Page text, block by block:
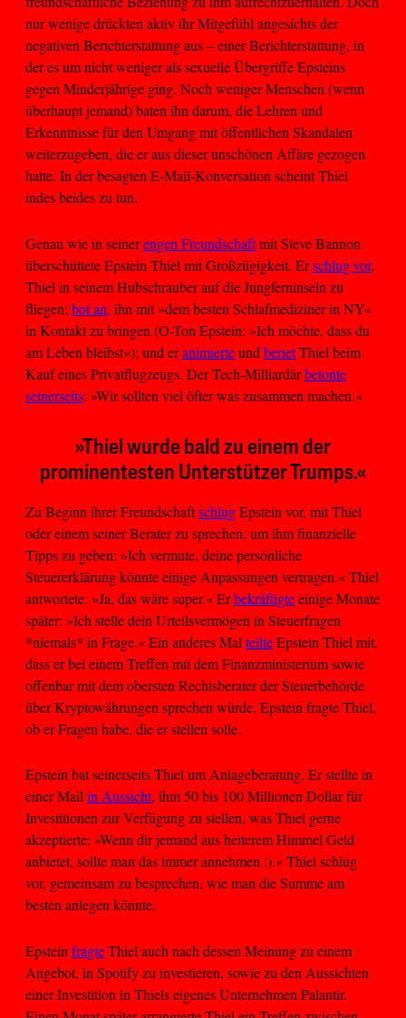
nur wenige drückten aktiv ihr Mitgefühl angesichts der
negativen Berichterstattung aus – einer Berichterstattung, in
der es um nicht weniger als sexuelle Übergriffe Epsteins
gegen Minderjährige ging. Noch weniger Menschen (wenn
überhaupt jemand) baten ihn darum, die Lehren und
Erkenntnisse für den Umgang mit öffentlichen Skandalen
weiterzugeben, die er aus dieser unschönen Affäre gezogen
hatte. In der besagten E-Mail-Konversation scheint Thiel
indes beides zu tun.
Genau wie in seinerengen Freundschaftmit Steve Bannon
überschüttete Epstein Thiel mit Großzügigkeit. Erschlug vor,
Thiel in seinem Hubschrauber auf die Jungferninseln zu
fliegen; bot an, ihn mit »dem besten Schlafmediziner in NY«
in Kontakt zu bringen (O-Ton Epstein: »Ich möchte, dass du
am Leben bleibst«); und eranimierteund berietThiel beim
Kauf eines Privatflugzeugs. Der Tech-Milliardärbetonte
seinerseits: »Wir sollten viel öfter was zusammen machen.«
»Thiel wurde bald zu einem der
prominentesten Unterstützer Trumps.«
Zu Beginn ihrer FreundschaftschlugEpstein vor, mit Thiel
oder einem seiner Berater zu sprechen, um ihm finanzielle
Tipps zu geben: »Ich vermute, deine persönliche
Steuererklärung könnte einige Anpassungen vertragen.« Thiel
antwortete: »Ja, das wäre super.« Erbekräftigteeinige Monate
später: »Ich stelle dein Urteilsvermögen in Steuerfragen
*niemals* in Frage.« Ein anderes Mal teilteEpstein Thiel mit,
dass er bei einem Treffen mit dem Finanzministerium sowie
offenbar mit dem obersten Rechtsberater der Steuerbehörde
über Kryptowährungen sprechen würde. Epstein fragte Thiel,
ob er Fragen habe, die er stellen solle.
Epstein bat seinerseits Thiel um Anlageberatung. Er stellte in
einer Mail in Aussicht, ihm 50 bis 100 Millionen Dollar für
Investitionen zur Verfügung zu stellen, was Thiel gerne
akzeptierte: »Wenn dir jemand aus heiterem Himmel Geld
anbietet, sollte man das immer annehmen :).« Thiel schlug
vor, gemeinsam zu besprechen, wie man die Summe am
besten anlegen könnte.
Epstein fragteThiel auch nach dessen Meinung zu einem
Angebot, in Spotify zu investieren, sowie zu den Aussichten
einer Investition in Thiels eigenes Unternehmen Palantir.